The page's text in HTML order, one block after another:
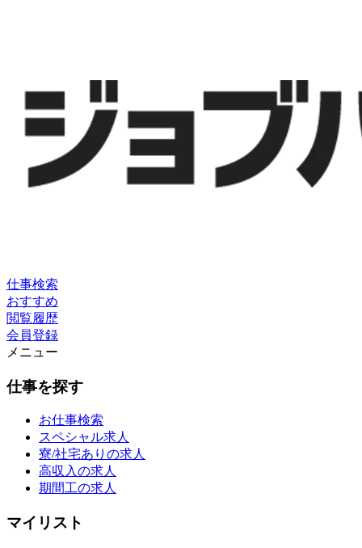
仕事検索
おすすめ
閲覧履歴
会員登録
メニュー
仕事を探す
お仕事検索
スペシャル求人
寮/社宅ありの求人
高収入の求人
期間工の求人
マイリスト